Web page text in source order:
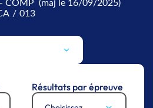
/ 013
Résultats par épreuve